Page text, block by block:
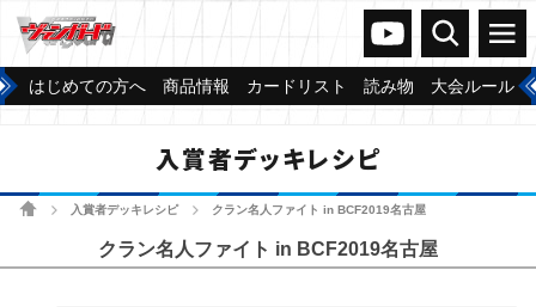
ヴァンガードch
検索 メニュー
はじめての方へ 商品情報 カードリスト 読み物 大会ルール
入賞者デッキレシピ
ホーム 入賞者デッキレシピ クラン名人ファイト in BCF2019名古屋
クラン名人ファイト in BCF2019名古屋